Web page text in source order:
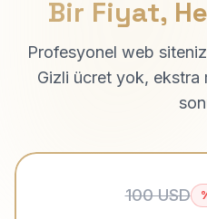
Bir Fiyat,
Profesyonel web
Gizli ücret yok,
100 USD